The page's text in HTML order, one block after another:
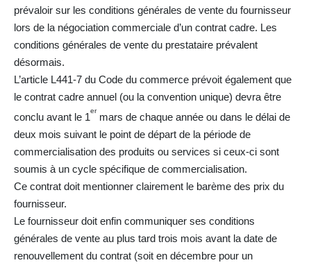
prévaloir sur les conditions générales de vente du fournisseur
lors de la négociation commerciale d’un contrat cadre. Les
conditions générales de vente du prestataire prévalent
désormais.
L’article L441-7 du Code du commerce prévoit également que
le contrat cadre annuel (ou la convention unique) devra être
conclu avant le 1
er
mars de chaque année ou dans le délai de
deux mois suivant le point de départ de la période de
commercialisation des produits ou services si ceux-ci sont
soumis à un cycle spécifique de commercialisation.
Ce contrat doit mentionner clairement le barème des prix du
fournisseur.
Le fournisseur doit enfin communiquer ses conditions
générales de vente au plus tard trois mois avant la date de
renouvellement du contrat (soit en décembre pour un